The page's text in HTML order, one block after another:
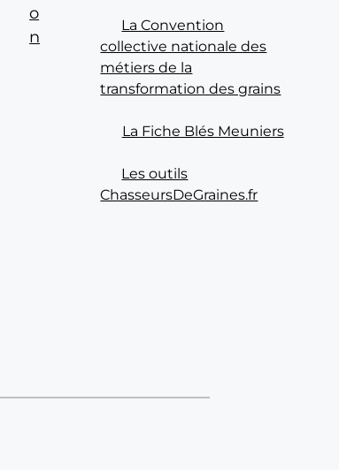
o
n
La Convention
collective nationale des
métiers de la
transformation des grains
La Fiche Blés Meuniers
Les outils
ChasseursDeGraines.fr